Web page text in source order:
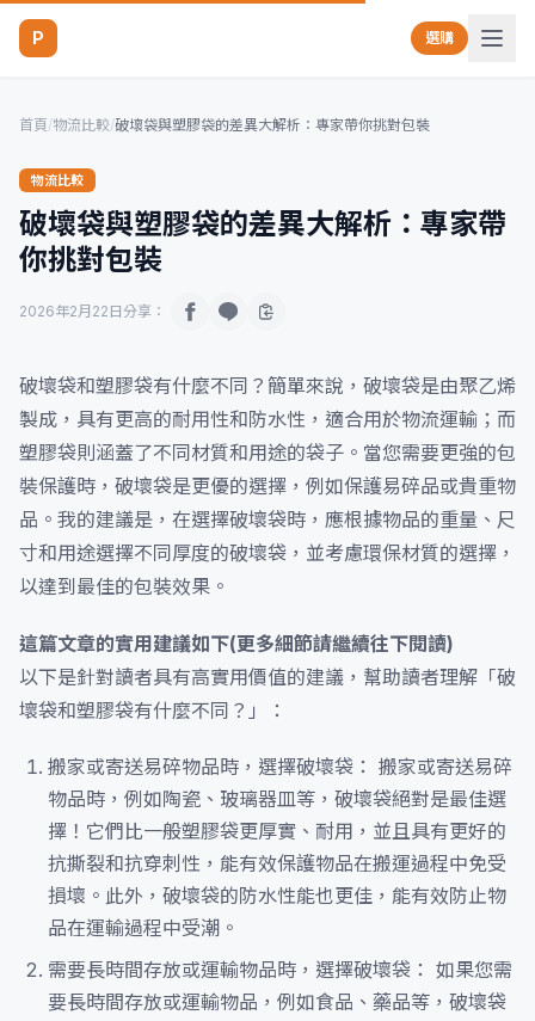
P 選購
首頁/物流比較/破壞袋與塑膠袋的差異大解析：專家帶你挑對包裝
物流比較
破壞袋與塑膠袋的差異大解析：專家帶
你挑對包裝
2026年2月22日 分享：
破壞袋和塑膠袋有什麼不同？簡單來說，破壞袋是由聚乙烯
製成，具有更高的耐用性和防水性，適合用於物流運輸；而
塑膠袋則涵蓋了不同材質和用途的袋子。當您需要更強的包
裝保護時，破壞袋是更優的選擇，例如保護易碎品或貴重物
品。我的建議是，在選擇破壞袋時，應根據物品的重量、尺
寸和用途選擇不同厚度的破壞袋，並考慮環保材質的選擇，
以達到最佳的包裝效果。
這篇文章的實用建議如下(更多細節請繼續往下閱讀)
以下是針對讀者具有高實用價值的建議，幫助讀者理解「破
壞袋和塑膠袋有什麼不同？」：
搬家或寄送易碎物品時，選擇破壞袋： 搬家或寄送易碎
物品時，例如陶瓷、玻璃器皿等，破壞袋絕對是最佳選
擇！它們比一般塑膠袋更厚實、耐用，並且具有更好的
抗撕裂和抗穿刺性，能有效保護物品在搬運過程中免受
損壞。此外，破壞袋的防水性能也更佳，能有效防止物
品在運輸過程中受潮。
需要長時間存放或運輸物品時，選擇破壞袋： 如果您需
要長時間存放或運輸物品，例如食品、藥品等，破壞袋